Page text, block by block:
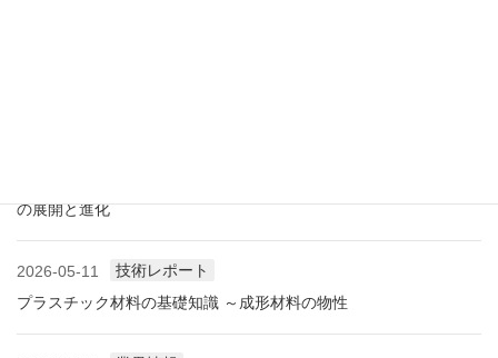
の展開と進化
2026-05-11
技術レポート
プラスチック材料の基礎知識 ～成形材料の物性